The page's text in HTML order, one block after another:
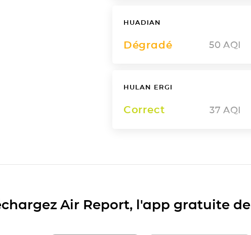
HUADIAN
Dégradé 50 AQI
HULAN ERGI
Correct 37 AQI
Air Report, l'app gratuite